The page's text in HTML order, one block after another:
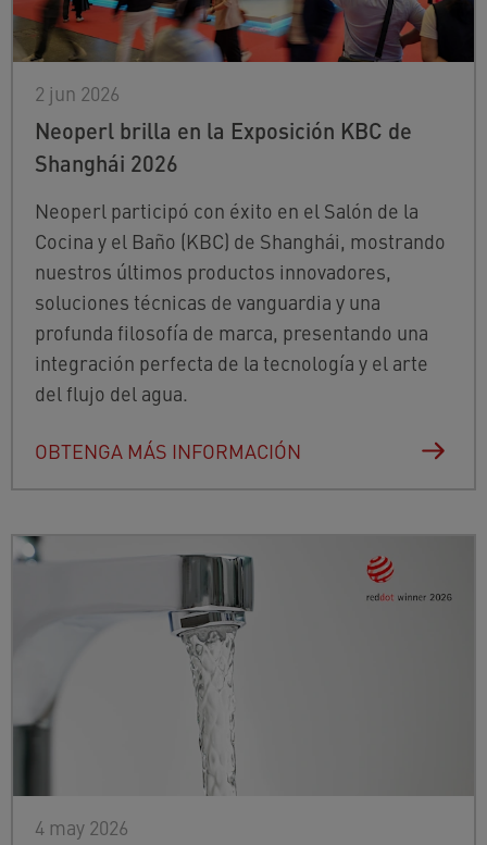
2 jun 2026
Neoperl brilla en la Exposición KBC de
Shanghái 2026
Neoperl participó con éxito en el Salón de la
Cocina y el Baño (KBC) de Shanghái, mostrando
nuestros últimos productos innovadores,
soluciones técnicas de vanguardia y una
profunda filosofía de marca, presentando una
integración perfecta de la tecnología y el arte
del flujo del agua.
OBTENGA MÁS INFORMACIÓN
4 may 2026